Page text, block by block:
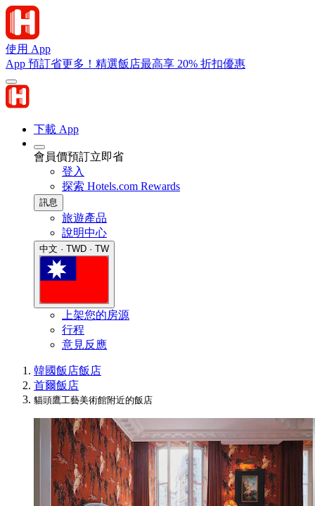
使用 App
App 預訂省更多！精選飯店最高享 20% 折扣優惠
下載 App
會員價預訂立即省
登入
探索 Hotels.com Rewards
訊息
旅遊產品
說明中心
中文 · TWD · TW
上架您的房源
行程
意見反應
韓國飯店飯店
首爾飯店
貓頭鷹工藝美術館附近的飯店